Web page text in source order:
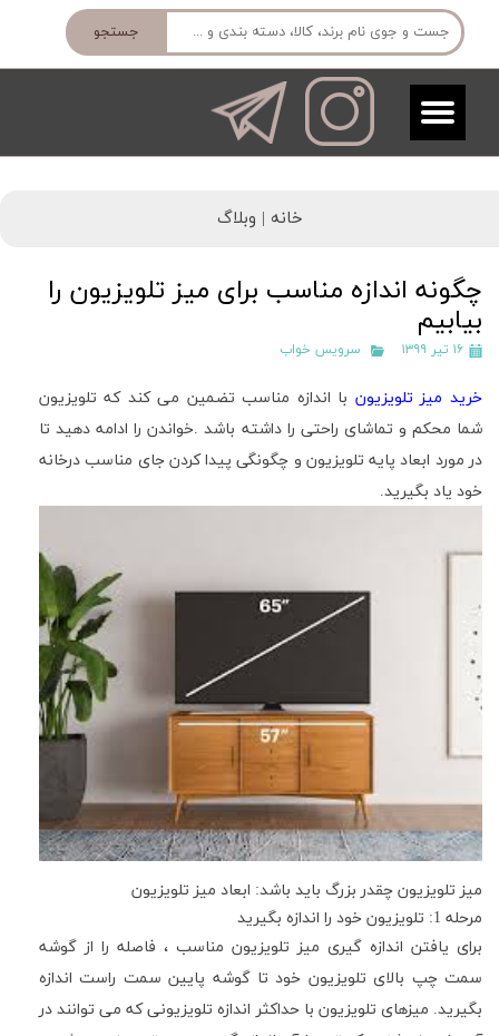
جستجو
خانه | وبلاگ
چگونه اندازه مناسب برای میز تلویزیون را
بیابیم
۱۶ تیر ۱۳۹۹ سرویس خواب
خرید میز تلویزیون با اندازه مناسب تضمین می کند که تلویزیون
شما محکم و تماشای راحتی را داشته باشد.خواندن را ادامه دهید تا
در مورد ابعاد پایه تلویزیون و چگونگی پیدا کردن جای مناسب درخانه
خود یاد بگیرید.
میز تلویزیون چقدر بزرگ باید باشد: ابعاد میز تلویزیون
مرحله 1: تلویزیون خود را اندازه بگیرید
برای یافتن اندازه گیری میز تلویزیون مناسب ، فاصله را از گوشه
سمت چپ بالای تلویزیون خود تا گوشه پایین سمت راست اندازه
بگیرید. میزهای تلویزیون با حداکثر اندازه تلویزیونی که می توانند در